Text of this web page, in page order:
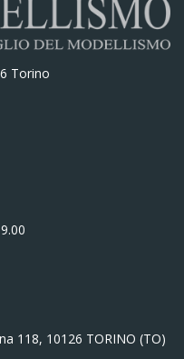
Torino
118, 10126 TORINO (TO)